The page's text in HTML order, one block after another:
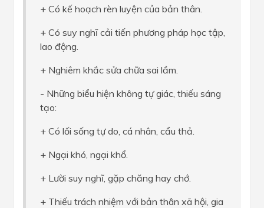
+ Có kế hoạch rèn luyện của bản thân.
+ Có suy nghĩ cải tiến phương pháp học tập,
lao động.
+ Nghiêm khắc sửa chữa sai lầm.
- Những biểu hiện không tự giác, thiếu sáng
tạo:
+ Có lối sống tự do, cá nhân, cẩu thả.
+ Ngại khó, ngại khổ.
+ Lười suy nghĩ, gặp chăng hay chớ.
+ Thiếu trách nhiệm với bản thân xã hội, gia